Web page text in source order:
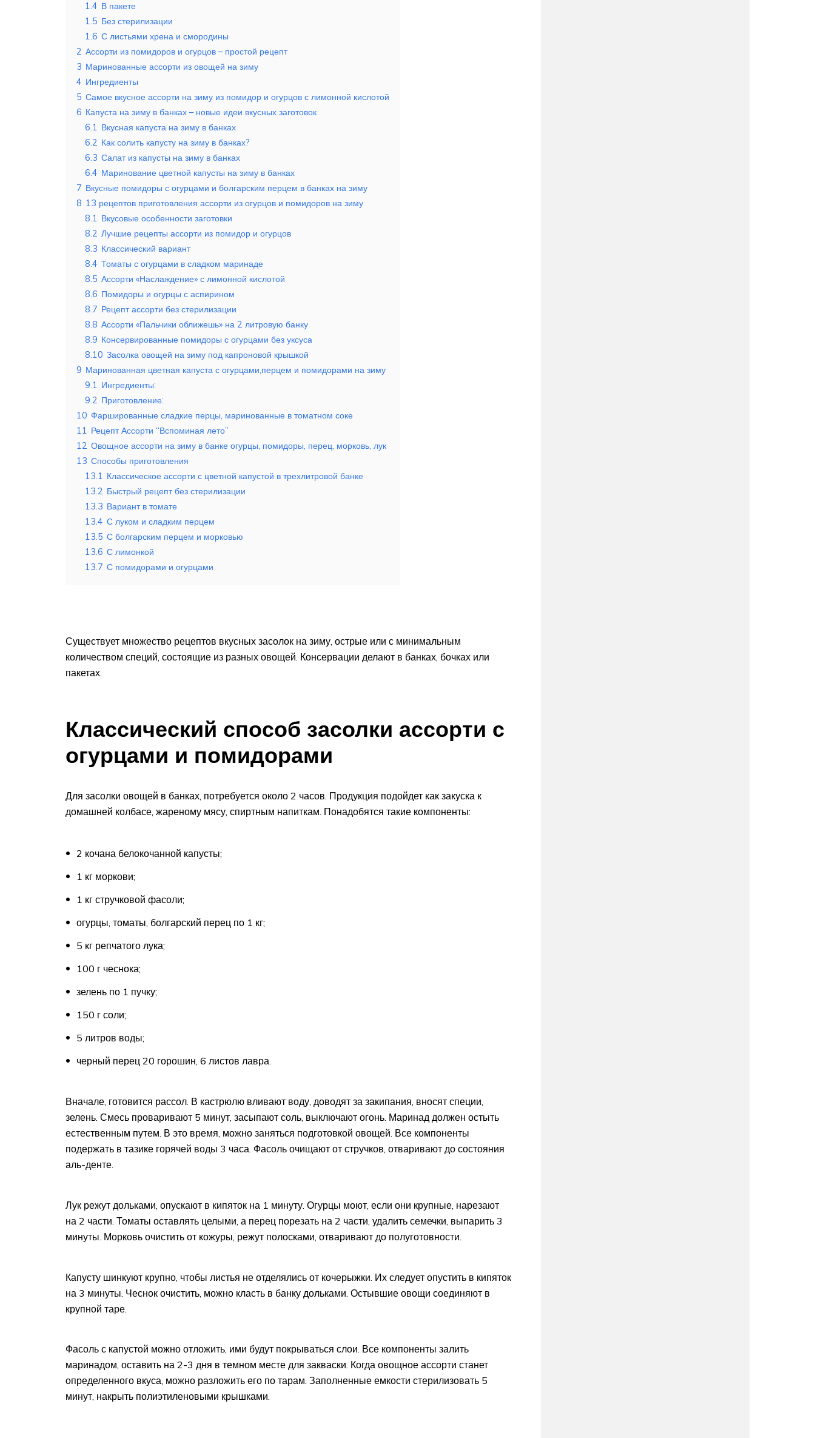
1.4 В пакете
1.5 Без стерилизации
1.6 С листьями хрена и смородины
2 Ассорти из помидоров и огурцов – простой рецепт
3 Маринованные ассорти из овощей на зиму
4 Ингредиенты
5 Самое вкусное ассорти на зиму из помидор и огурцов с лимонной кислотой
6 Капуста на зиму в банках – новые идеи вкусных заготовок
6.1 Вкусная капуста на зиму в банках
6.2 Как солить капусту на зиму в банках?
6.3 Салат из капусты на зиму в банках
6.4 Маринование цветной капусты на зиму в банках
7 Вкусные помидоры с огурцами и болгарским перцем в банках на зиму
8 13 рецептов приготовления ассорти из огурцов и помидоров на зиму
8.1 Вкусовые особенности заготовки
8.2 Лучшие рецепты ассорти из помидор и огурцов
8.3 Классический вариант
8.4 Томаты с огурцами в сладком маринаде
8.5 Ассорти «Наслаждение» с лимонной кислотой
8.6 Помидоры и огурцы с аспирином
8.7 Рецепт ассорти без стерилизации
8.8 Ассорти «Пальчики оближешь» на 2 литровую банку
8.9 Консервированные помидоры с огурцами без уксуса
8.10 Засолка овощей на зиму под капроновой крышкой
9 Маринованная цветная капуста с огурцами,перцем и помидорами на зиму
9.1 Ингредиенты:
9.2 Приготовление:
10 Фаршированные сладкие перцы, маринованные в томатном соке
11 Рецепт Ассорти “Вспоминая лето”
12 Овощное ассорти на зиму в банке огурцы, помидоры, перец, морковь, лук
13 Способы приготовления
13.1 Классическое ассорти с цветной капустой в трехлитровой банке
13.2 Быстрый рецепт без стерилизации
13.3 Вариант в томате
13.4 С луком и сладким перцем
13.5 С болгарским перцем и морковью
13.6 С лимонкой
13.7 С помидорами и огурцами
Существует множество рецептов вкусных засолок на зиму, острые или с минимальным
количеством специй, состоящие из разных овощей. Консервации делают в банках, бочках или
пакетах.
Классический способ засолки ассорти с
огурцами и помидорами
Для засолки овощей в банках, потребуется около 2 часов. Продукция подойдет как закуска к
домашней колбасе, жареному мясу, спиртным напиткам. Понадобятся такие компоненты:
2 кочана белокочанной капусты;
1 кг моркови;
1 кг стручковой фасоли;
огурцы, томаты, болгарский перец по 1 кг;
5 кг репчатого лука;
100 г чеснока;
зелень по 1 пучку;
150 г соли;
5 литров воды;
черный перец 20 горошин, 6 листов лавра.
Вначале, готовится рассол. В кастрюлю вливают воду, доводят за закипания, вносят специи,
зелень. Смесь проваривают 5 минут, засыпают соль, выключают огонь. Маринад должен остыть
естественным путем. В это время, можно заняться подготовкой овощей. Все компоненты
подержать в тазике горячей воды 3 часа. Фасоль очищают от стручков, отваривают до состояния
аль-денте.
Лук режут дольками, опускают в кипяток на 1 минуту. Огурцы моют, если они крупные, нарезают
на 2 части. Томаты оставлять целыми, а перец порезать на 2 части, удалить семечки, выпарить 3
минуты. Морковь очистить от кожуры, режут полосками, отваривают до полуготовности.
Капусту шинкуют крупно, чтобы листья не отделялись от кочерыжки. Их следует опустить в кипяток
на 3 минуты. Чеснок очистить, можно класть в банку дольками. Остывшие овощи соединяют в
крупной таре.
Фасоль с капустой можно отложить, ими будут покрываться слои. Все компоненты залить
маринадом, оставить на 2-3 дня в темном месте для закваски. Когда овощное ассорти станет
определенного вкуса, можно разложить его по тарам. Заполненные емкости стерилизовать 5
минут, накрыть полиэтиленовыми крышками.